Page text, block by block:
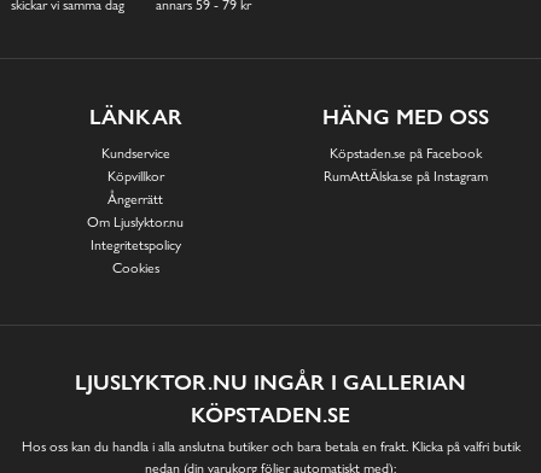
skickar vi samma dag
annars 59 - 79 kr
LÄNKAR
Kundservice
Köpvillkor
Ångerrätt
Om Ljuslyktor.nu
Integritetspolicy
Cookies
HÄNG MED OSS
Köpstaden.se på Facebook
RumAttÄlska.se på Instagram
LJUSLYKTOR.NU INGÅR I GALLERIAN
KÖPSTADEN.SE
Hos oss kan du handla i alla anslutna butiker och bara betala en frakt. Klicka på valfri butik
nedan (din varukorg följer automatiskt med):